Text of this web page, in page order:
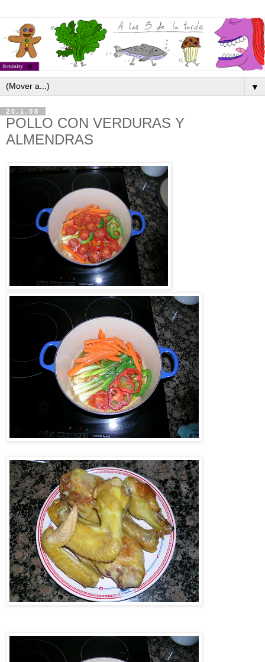
▼
20.1.08
POLLO CON VERDURAS Y
ALMENDRAS